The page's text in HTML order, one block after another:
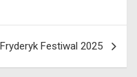
Festiwal 2025